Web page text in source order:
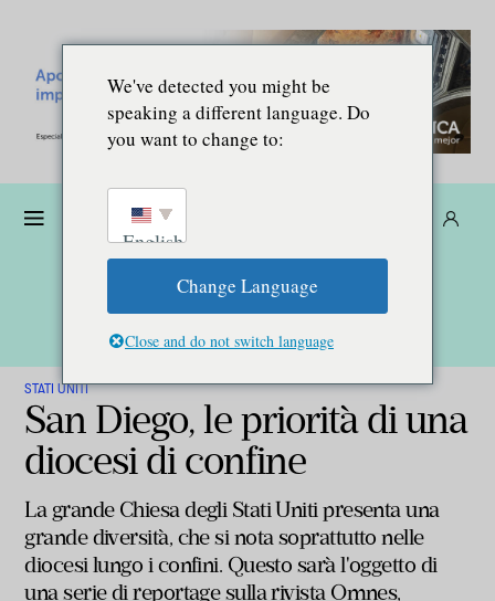
STATI UNITI
San Diego, le priorità di una
diocesi di confine
La grande Chiesa degli Stati Uniti presenta una
grande diversità, che si nota soprattutto nelle
diocesi lungo i confini. Questo sarà l'oggetto di
una serie di reportage sulla rivista Omnes,
We've detected you might be
speaking a different language. Do
you want to change to:
English
Change Language
Close and do not switch language